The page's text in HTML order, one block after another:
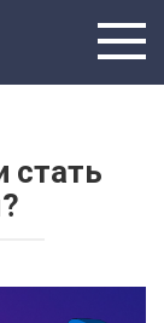
стать